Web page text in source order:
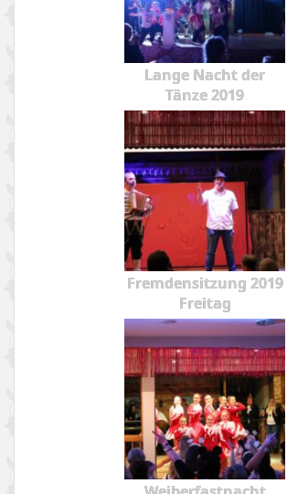
Lange Nacht der
Tänze 2019
Fremdensitzung 2019
Freitag